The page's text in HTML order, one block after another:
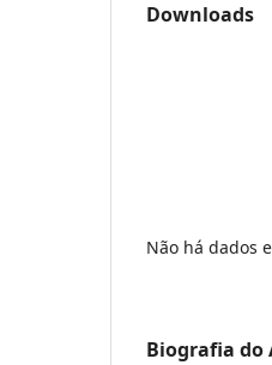
Downloads
Não há dados
Biografia do